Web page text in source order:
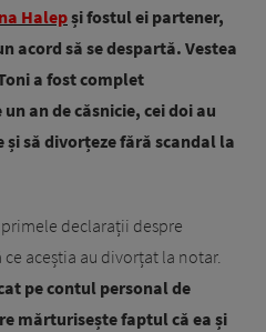
Halepși fostul ei partener,
acord să se despartă. Vestea
a fost complet
an de căsnicie, cei doi au
și să divorțeze fără scandal la
declarații despre
aceștia au divorțat la notar.
pe contul personal de
mărturisește faptul că ea și